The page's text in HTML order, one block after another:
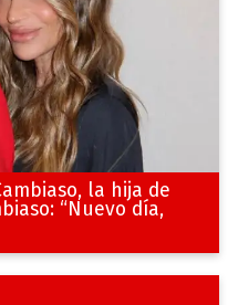
la hija de
“Nuevo día,